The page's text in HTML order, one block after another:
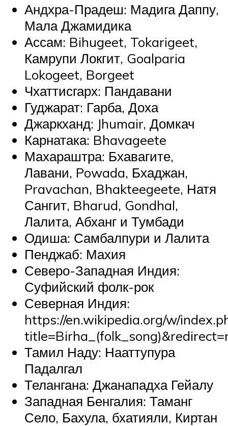
Андхра-Прадеш: Мадига Даппу,
Мала Джамидика
Ассам: Bihugeet, Tokarigeet,
Камрупи Локгит, Goalparia
Lokogeet, Borgeet
Чхаттисгарх: Пандавани
Гуджарат: Гарба, Доха
Джаркханд: Jhumair, Домкач
Карнатака: Bhavageete
Махараштра: Бхавагите,
Лавани, Powada, Бхаджан,
Pravachan, Bhakteegeete, Натя
Сангит, Bharud, Gondhal,
Лалита, Абханг и Тумбади
Одиша: Самбалпури и Лалита
Пенджаб: Махия
Северо-Западная Индия:
Суфийский фолк-рок
Северная Индия:
https://en.wikipedia.org/w/
Тамил Наду: Нааттупура
Падалгал
Телангана: Джанападха Гейалу
Западная Бенгалия: Таманг
Село, Бахула, бхатияли, Киртан